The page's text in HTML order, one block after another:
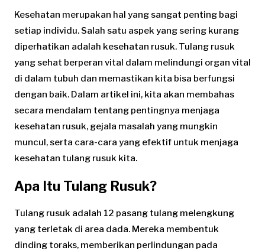
Kesehatan merupakan hal yang sangat penting bagi
setiap individu. Salah satu aspek yang sering kurang
diperhatikan adalah kesehatan rusuk. Tulang rusuk
yang sehat berperan vital dalam melindungi organ vital
di dalam tubuh dan memastikan kita bisa berfungsi
dengan baik. Dalam artikel ini, kita akan membahas
secara mendalam tentang pentingnya menjaga
kesehatan rusuk, gejala masalah yang mungkin
muncul, serta cara-cara yang efektif untuk menjaga
kesehatan tulang rusuk kita.
Apa Itu Tulang Rusuk?
Tulang rusuk adalah 12 pasang tulang melengkung
yang terletak di area dada. Mereka membentuk
dinding toraks, memberikan perlindungan pada